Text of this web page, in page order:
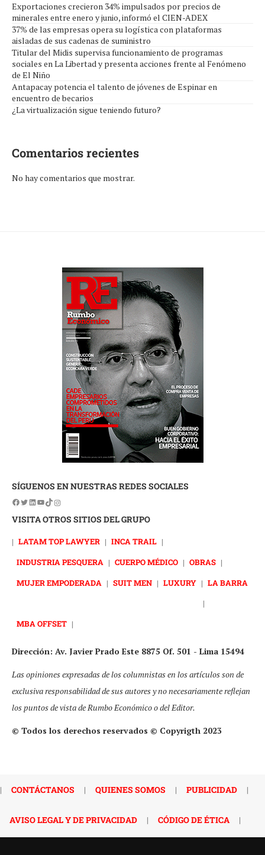
Exportaciones crecieron 34% impulsados por precios de
minerales entre enero y junio, informó el CIEN-ADEX
37% de las empresas opera su logística con plataformas
aisladas de sus cadenas de suministro
Titular del Midis supervisa funcionamiento de programas
sociales en La Libertad y presenta acciones frente al Fenómeno
de El Niño
Antapacay potencia el talento de jóvenes de Espinar en
encuentro de becarios
¿La virtualización sigue teniendo futuro?
Comentarios recientes
No hay comentarios que mostrar.
SÍGUENOS EN NUESTRAS REDES SOCIALES
VISITA OTROS SITIOS DEL GRUPO
| LATAM TOP LAWYER | INCA TRAIL |
INDUSTRIA PESQUERA | CUERPO MÉDICO | OBRAS |
MUJER EMPODERADA | SUIT MEN | LUXURY | LA BARRA
|
MBA OFFSET |
Dirección: Av. Javier Prado Este 8875 Of. 501 - Lima 15494
Las opiniones expresadas de los columnistas en los artículos son de
exclusiva responsabilidad de sus autores y no necesariamente reflejan
los puntos de vista de Rumbo Económico o del Editor.
© Todos los derechos reservados © Copyrigth 2023
| CONTÁCTANOS | QUIENES SOMOS | PUBLICIDAD |
AVISO LEGAL Y DE PRIVACIDAD | CÓDIGO DE ÉTICA |